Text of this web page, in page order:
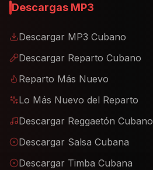
Descargas MP3
Descargar MP3 Cubano
Descargar Reparto Cubano
Reparto Más Nuevo
Lo Más Nuevo del Reparto
Descargar Reggaetón Cubano
Descargar Salsa Cubana
Descargar Timba Cubana